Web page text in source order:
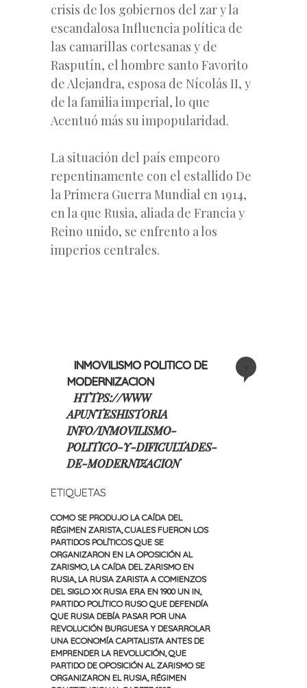
crisis de los gobiernos del zar y la
escandalosa Influencia política de
las camarillas cortesanas y de
Rasputín, el hombre santo Favorito
de Alejandra, esposa de Nícolás II, y
de la familia imperial, lo que
Acentuó más su impopularidad.
La situación del país empeoro
repentinamente con el estallido De
la Primera Guerra Mundial en 1914,
en la que Rusia, aliada de Francia y
Reino unido, se enfrento a los
imperios centrales.
INMOVILISMO POLITICO DE
MODERNIZACION
HTTPS://WWW
APUNTESHISTORIA
INFO/INMOVILISMO-
POLITICO-Y-DIFICULTADES-
DE-MODERNIZACION
ETIQUETAS
COMO SE PRODUJO LA CAÍDA DEL
RÉGIMEN ZARISTA ,CUALES FUERON LOS
PARTIDOS POLÍTICOS QUE SE
ORGANIZARON EN LA OPOSICIÓN AL
ZARISMO, LA CAÍDA DEL ZARISMO EN
RUSIA LA RUSIA ZARISTA A COMIENZOS
DEL SIGLO XX RUSIA ERA EN 1900 UN IN
PARTIDO POLÍTICO RUSO QUE DEFENDÍA
QUE RUSIA DEBÍA PASAR POR UNA
REVOLUCIÓN BURGUESA Y DESARROLAR
UNA ECONOMÍA CAPITALISTA ANTES DE
EMPRENDER LA REVOLUCIÓN ,QUE
PARTIDO DE OPOSICIÓN AL ZARISMO SE
ORGANIZARON EL RUSIA RÉGIMEN